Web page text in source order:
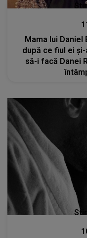
Mama lui
după ce fiul ei
să-i facă Danei